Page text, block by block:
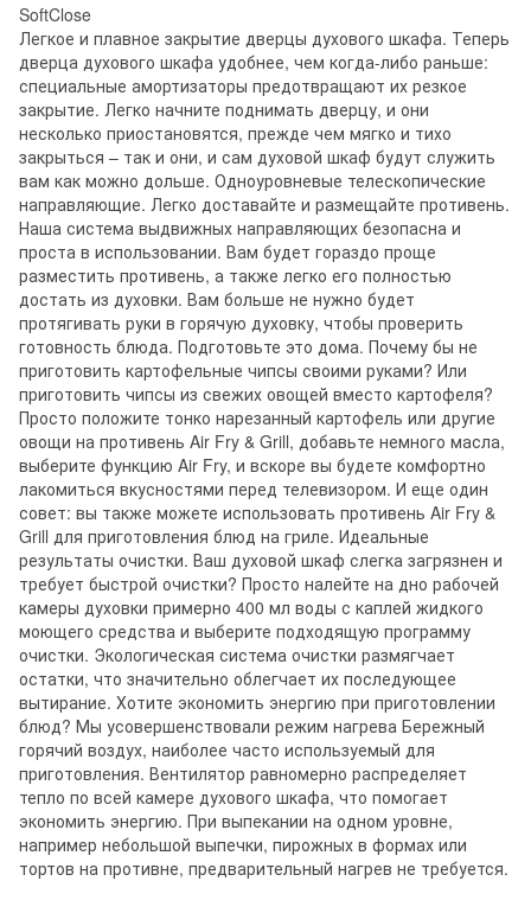
SoftClose
Легкое и плавное закрытие дверцы духового шкафа. Теперь
дверца духового шкафа удобнее, чем когда-либо раньше:
специальные амортизаторы предотвращают их резкое
закрытие. Легко начните поднимать дверцу, и они
несколько приостановятся, прежде чем мягко и тихо
закрыться – так и они, и сам духовой шкаф будут служить
вам как можно дольше. Одноуровневые телескопические
направляющие. Легко доставайте и размещайте противень.
Наша система выдвижных направляющих безопасна и
проста в использовании. Вам будет гораздо проще
разместить противень, а также легко его полностью
достать из духовки. Вам больше не нужно будет
протягивать руки в горячую духовку, чтобы проверить
готовность блюда. Подготовьте это дома. Почему бы не
приготовить картофельные чипсы своими руками? Или
приготовить чипсы из свежих овощей вместо картофеля?
Просто положите тонко нарезанный картофель или другие
овощи на противень Air Fry & Grill, добавьте немного масла,
выберите функцию Air Fry, и вскоре вы будете комфортно
лакомиться вкусностями перед телевизором. И еще один
совет: вы также можете использовать противень Air Fry &
Grill для приготовления блюд на гриле. Идеальные
результаты очистки. Ваш духовой шкаф слегка загрязнен и
требует быстрой очистки? Просто налейте на дно рабочей
камеры духовки примерно 400 мл воды с каплей жидкого
моющего средства и выберите подходящую программу
очистки. Экологическая система очистки размягчает
остатки, что значительно облегчает их последующее
вытирание. Хотите экономить энергию при приготовлении
блюд? Мы усовершенствовали режим нагрева Бережный
горячий воздух, наиболее часто используемый для
приготовления. Вентилятор равномерно распределяет
тепло по всей камере духового шкафа, что помогает
экономить энергию. При выпекании на одном уровне,
например небольшой выпечки, пирожных в формах или
тортов на противне, предварительный нагрев не требуется.